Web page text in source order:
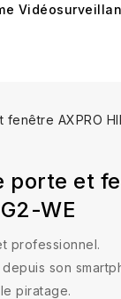
AXPRO
et
WE
professionnel.
son
piratage.